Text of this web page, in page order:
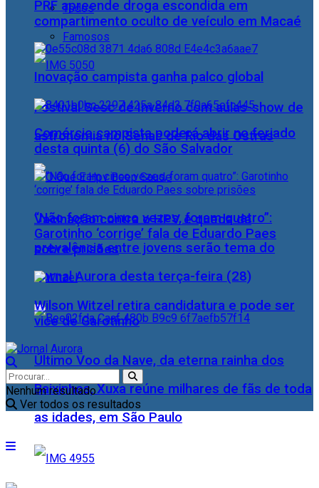
Todos
Famosos
Festival Sesc de Inverno com aulas-show de
astronomia no Senac de Rio das Ostras
Vacinação contra o HPV e queda da
prevalência entre jovens serão tema do
Jornal Aurora desta terça-feira (28)
Último Voo da Nave, da eterna rainha dos
Baixinhos, Xuxa reúne milhares de fãs de toda
as idades, em São Paulo
PRF apreende droga escondida em
compartimento oculto de veículo em Macaé
Inovação campista ganha palco global
Comércio campista poderá abrir no feriado
desta quinta (6) do São Salvador
“Não foram cinco vezes, foram quatro”:
Garotinho ‘corrige’ fala de Eduardo Paes
sobre prisões
Wilson Witzel retira candidatura e pode ser
vice de Garotinho
Nenhum resultado
Ver todos os resultados